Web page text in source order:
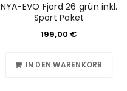
NYA-EVO Fjord 26 grün inkl.
Sport Paket
199,00 €
IN DEN WARENKORB